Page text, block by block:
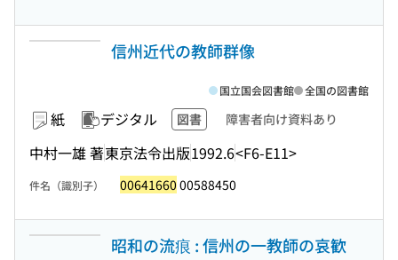
信州近代の教師群像
紙 デジタル 図書 障害者向け資料あり
中村一雄 著東京法令出版1992.6<F6-E11>
国立国会図書館 全国の図書館
件名（識別子） 00641660 00588450
昭和の流痕 : 信州の一教師の哀歓